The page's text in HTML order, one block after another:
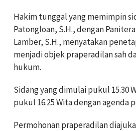
Hakim tunggal yang memimpin
Patongloan, S.H., dengan
Lamber, S.H., menyatakan
menjadi objek praperadilan sah
hukum.
Sidang yang dimulai pukul 15.30
pukul 16.25 Wita dengan agenda
Permohonan praperadilan